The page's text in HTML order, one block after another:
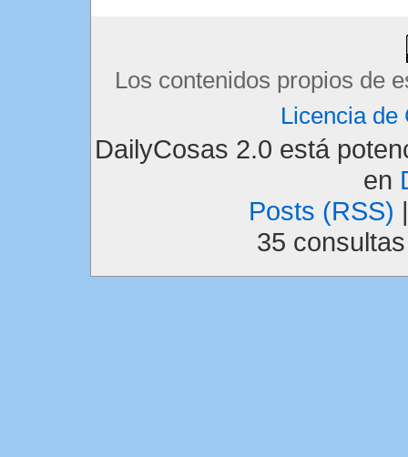
Los contenidos propios de
Licencia de
DailyCosas 2.0 está
en
Posts (RSS)
35